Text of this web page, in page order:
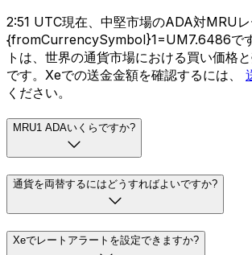
2:51 UTC現在、中堅市場のADA対MRU
{fromCurrencySymbol}1=UM7.6486で
トは、世界の通貨市場における買い価格
です。Xeでの送金金額を確認するには、
ください。
MRU1 ADAいくらですか?
通貨を両替するにはどうすればよいですか?
Xeでレートアラートを設定できますか?